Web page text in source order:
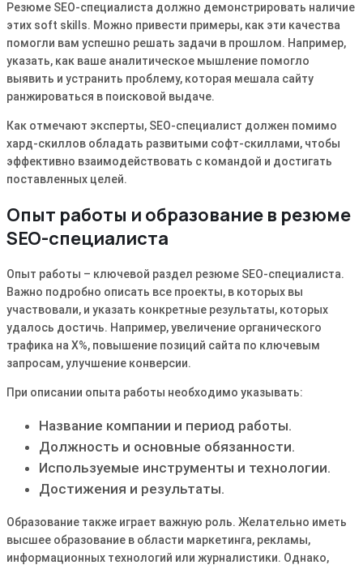
Резюме SEO-специалиста должно демонстрировать наличие
этих soft skills. Можно привести примеры, как эти качества
помогли вам успешно решать задачи в прошлом. Например,
указать, как ваше аналитическое мышление помогло
выявить и устранить проблему, которая мешала сайту
ранжироваться в поисковой выдаче.
Как отмечают эксперты, SEO-специалист должен помимо
хард-скиллов обладать развитыми софт-скиллами, чтобы
эффективно взаимодействовать с командой и достигать
поставленных целей.
Опыт работы и образование в резюме
SEO-специалиста
Опыт работы – ключевой раздел резюме SEO-специалиста.
Важно подробно описать все проекты, в которых вы
участвовали, и указать конкретные результаты, которых
удалось достичь. Например, увеличение органического
трафика на X%, повышение позиций сайта по ключевым
запросам, улучшение конверсии.
При описании опыта работы необходимо указывать:
Название компании и период работы.
Должность и основные обязанности.
Используемые инструменты и технологии.
Достижения и результаты.
Образование также играет важную роль. Желательно иметь
высшее образование в области маркетинга, рекламы,
информационных технологий или журналистики. Однако,